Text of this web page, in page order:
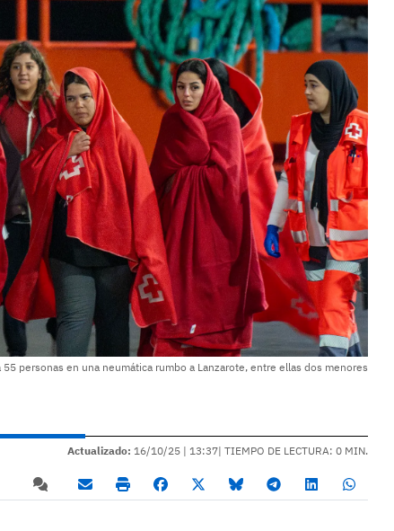
55 personas en una neumática rumbo a Lanzarote, entre ellas dos menores
Actualizado: 16/10/25 | 13:37| TIEMPO DE LECTURA: 0 MIN.